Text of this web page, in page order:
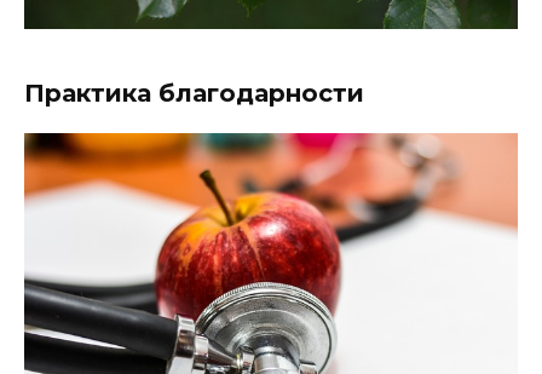
Практика благодарности